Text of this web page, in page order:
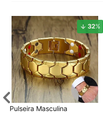
32%
Pulseira Masculina